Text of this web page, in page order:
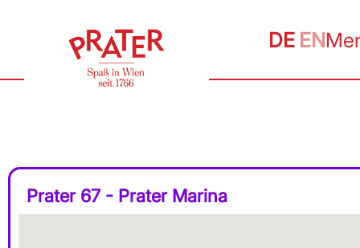
DE EN
Prater 67 - Prater Marina